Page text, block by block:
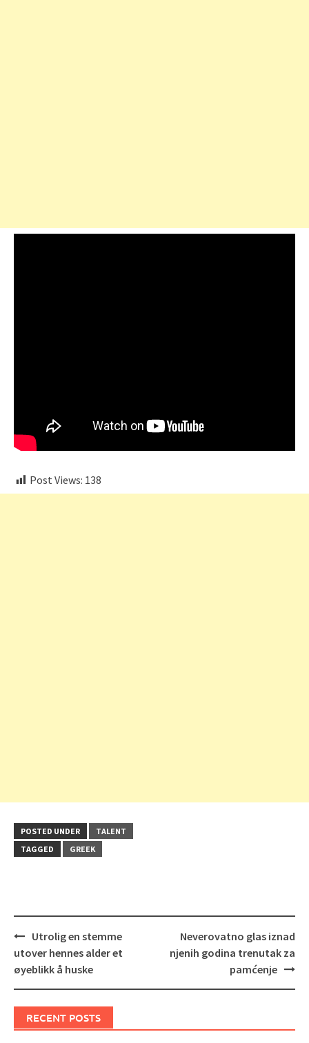
Post Views: 138
POSTED UNDER
TALENT
TAGGED
GREEK
Post
navigation
Utrolig en stemme
utover hennes alder et
øyeblikk å huske
Neverovatno glas iznad
njenih godina trenutak za
pamćenje
RECENT POSTS